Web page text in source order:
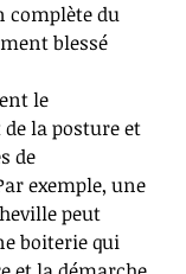
complète du
blessé
le
la posture et
de
exemple, une
peut
boiterie qui